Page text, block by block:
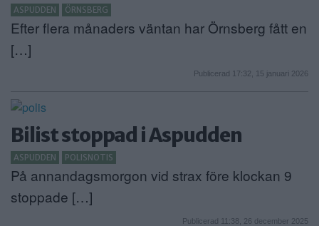
ASPUDDEN ÖRNSBERG
Efter flera månaders väntan har Örnsberg fått en
[…]
Publicerad 17:32, 15 januari 2026
Bilist stoppad i Aspudden
ASPUDDEN POLISNOTIS
På annandagsmorgon vid strax före klockan 9
stoppade […]
Publicerad 11:38, 26 december 2025